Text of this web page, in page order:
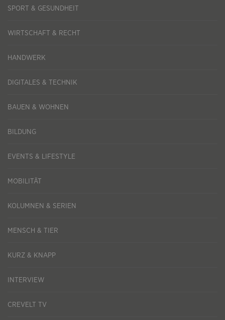
SPORT & GESUNDHEIT
WIRTSCHAFT & RECHT
HANDWERK
DIGITALES & TECHNIK
BAUEN & WOHNEN
BILDUNG
EVENTS & LIFESTYLE
MOBILITÄT
KOLUMNEN & SERIEN
MENSCH & TIER
KURZ & KNAPP
INTERVIEW
CREVELT TV